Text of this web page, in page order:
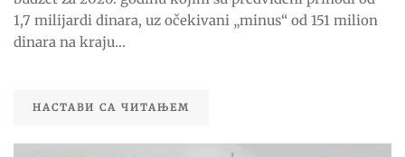
1,7 milijardi dinara, uz očekivani „minus“ od 151 milion
dinara na kraju...
НАСТАВИ СА ЧИТАЊЕМ